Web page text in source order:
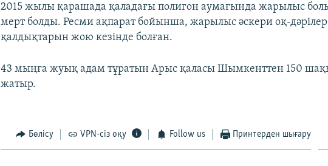
2015 жылы қарашада қаладағы полигон аумағында жарылыс
мерт болды. Ресми ақпарат бойынша, жарылыс әскери оқ-дәрілер
қалдықтарын жою кезінде болған.
43 мыңға жуық адам тұратын Арыс қаласы Шымкенттен 150
жатыр.
Бөлісу VPN-сіз оқу Follow us Принтерден шығару